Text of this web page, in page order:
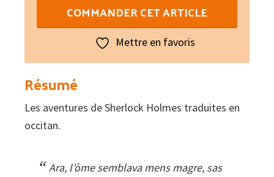
de
de
Sherlock
Holmes
I
Escandals
COMMANDER CET ARTICLE
Mettre en favoris
Résumé
Les aventures de Sherlock Holmes traduites en
occitan.
Ara, l’òme semblava mens magre, sas